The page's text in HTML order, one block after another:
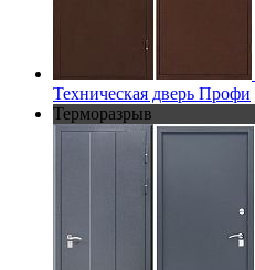
Техническая дверь Профи
Терморазрыв